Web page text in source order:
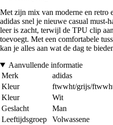
Met zijn mix van moderne en retro
adidas snel je nieuwe casual
leer is zacht, terwijl de TPU clip
toevoegt. Met een comfortabele
kan je alles aan wat de dag te
Aanvullende informatie
Merk
adidas
Kleur
ftwwht/grijs/
Kleur
Wit
Geslacht
Man
Leeftijdsgroep
Volwassene